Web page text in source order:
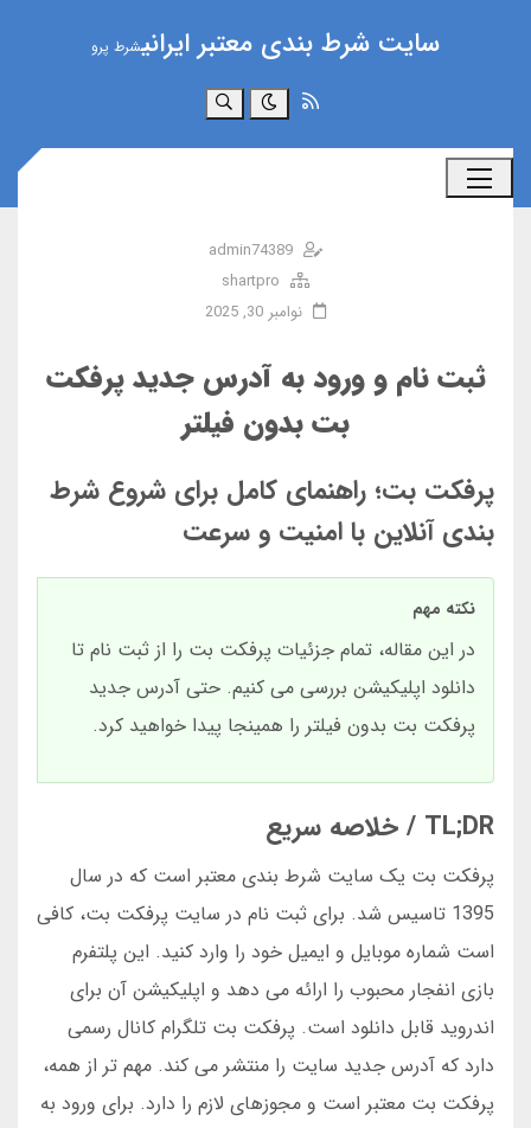
سایت شرط بندی معتبر ایرانیشرط پرو
جستجو
admin74389
shartpro
نوامبر 30, 2025
ثبت نام و ورود به آدرس جدید پرفکت
بت بدون فیلتر
پرفکت بت؛ راهنمای کامل برای شروع شرط
بندی آنلاین با امنیت و سرعت
نکته مهم
در این مقاله، تمام جزئیات پرفکت بت را از ثبت نام تا
دانلود اپلیکیشن بررسی می کنیم. حتی آدرس جدید
پرفکت بت بدون فیلتر را همینجا پیدا خواهید کرد.
TL;DR / خلاصه سریع
پرفکت بت یک سایت شرط بندی معتبر است که در سال
1395 تاسیس شد. برای ثبت نام در سایت پرفکت بت، کافی
است شماره موبایل و ایمیل خود را وارد کنید. این پلتفرم
بازی انفجار محبوب را ارائه می دهد و اپلیکیشن آن برای
اندروید قابل دانلود است. پرفکت بت تلگرام کانال رسمی
دارد که آدرس جدید سایت را منتشر می کند. مهم تر از همه،
پرفکت بت معتبر است و مجوزهای لازم را دارد. برای ورود به